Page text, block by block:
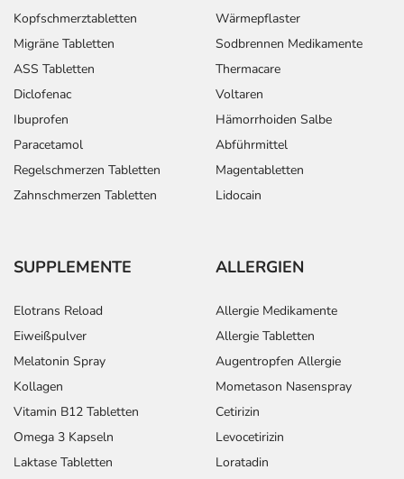
Kopfschmerztabletten
Migräne Tabletten
ASS Tabletten
Diclofenac
Ibuprofen
Paracetamol
Regelschmerzen Tabletten
Zahnschmerzen Tabletten
Wärmepflaster
Sodbrennen Medikamente
Thermacare
Voltaren
Hämorrhoiden Salbe
Abführmittel
Magentabletten
Lidocain
SUPPLEMENTE
Elotrans Reload
Eiweißpulver
Melatonin Spray
Kollagen
Vitamin B12 Tabletten
Omega 3 Kapseln
Laktase Tabletten
ALLERGIEN
Allergie Medikamente
Allergie Tabletten
Augentropfen Allergie
Mometason Nasenspray
Cetirizin
Levocetirizin
Loratadin